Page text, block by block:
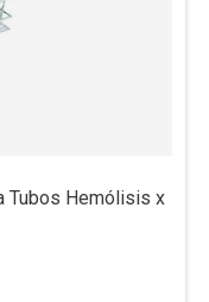
Tubos Hemólisis x